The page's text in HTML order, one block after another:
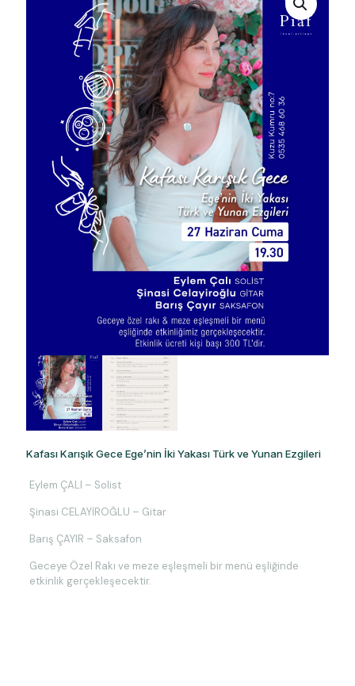
Kafası Karışık Gece Ege’nin İki Yakası Türk ve Yunan Ezgileri
Eylem ÇALI – Solist
Şinasi CELAYİROĞLU – Gitar
Barış ÇAYIR – Saksafon
Geceye Özel Rakı ve meze eşleşmeli bir menü eşliğinde
etkinlik gerçekleşecektir.